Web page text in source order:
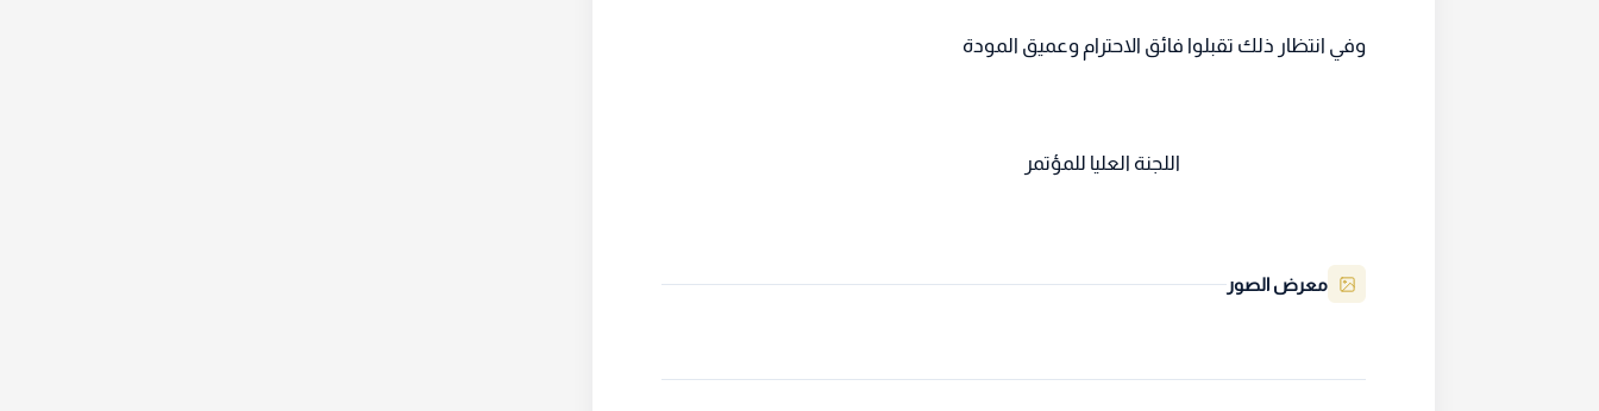
وفي انتظار ذلك تقبلوا فائق الاحترام وعميق المودة
اللجنة العليا للمؤتمر
معرض الصور